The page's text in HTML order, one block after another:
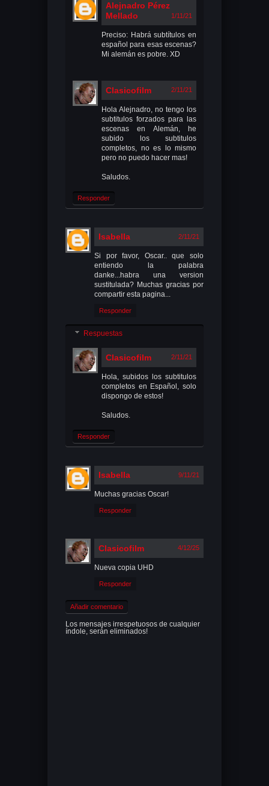
Alejnadro Pérez
Mellado
1/11/21
Preciso: Habrá subtítulos en
español para esas escenas?
Mi alemán es pobre. XD
Clasicofilm 2/11/21
Hola Alejnadro, no tengo los
subtitulos forzados para las
escenas en Alemán, he
subido los subtitulos
completos, no es lo mismo
pero no puedo hacer mas!
Saludos.
Responder
Isabella 2/11/21
Si por favor, Oscar.. que solo
entiendo la palabra
danke...habra una version
sustitulada? Muchas gracias por
compartir esta pagina...
Responder
Respuestas
Clasicofilm 2/11/21
Hola, subidos los subtitulos
completos en Español, solo
dispongo de estos!
Saludos.
Responder
Isabella 9/11/21
Muchas gracias Oscar!
Responder
Clasicofilm 4/12/25
Nueva copia UHD
Responder
Añadir comentario
Los mensajes irrespetuosos de cualquier
índole, serán eliminados!